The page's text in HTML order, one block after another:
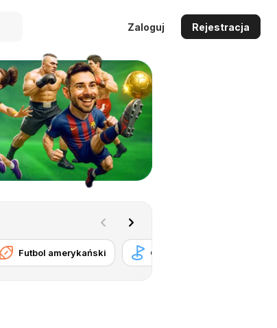
Zaloguj Rejestracja
Futbol amerykański Golf